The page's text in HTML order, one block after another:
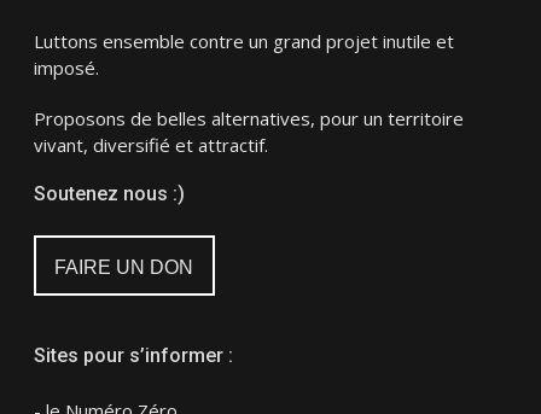
Luttons ensemble contre un grand projet inutile et
imposé.
Proposons de belles alternatives, pour un territoire
vivant, diversifié et attractif.
Soutenez nous :)
FAIRE UN DON
Sites pour s’informer :